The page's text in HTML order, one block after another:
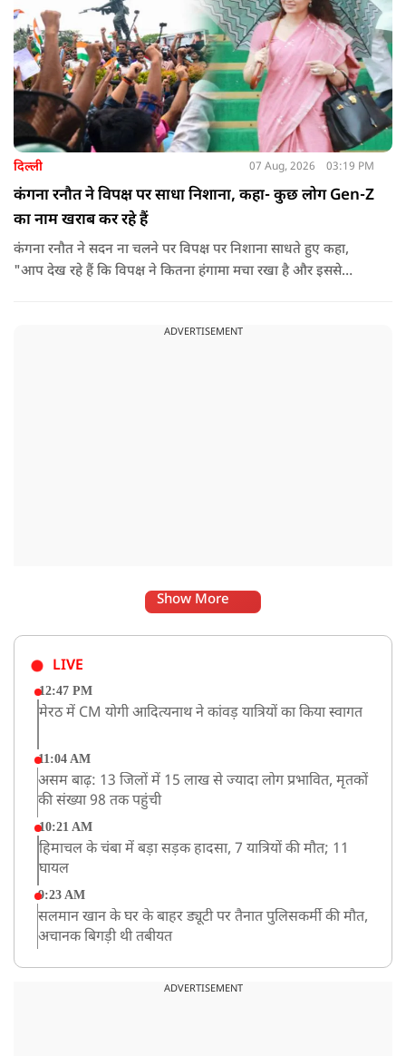
दिल्ली 07 Aug, 2026 03:19 PM
कंगना रनौत ने विपक्ष पर साधा निशाना, कहा- कुछ लोग Gen-Z
का नाम खराब कर रहे हैं
कंगना रनौत ने सदन ना चलने पर विपक्ष पर निशाना साधते हुए कहा,
"आप देख रहे हैं कि विपक्ष ने कितना हंगामा मचा रखा है और इससे
देश के सामने साफ हो रही है. और जब हारते हैं, तो रोना रोते हैं."
ADVERTISEMENT
Show More
LIVE
12:47 PM
मेरठ में CM योगी आदित्यनाथ ने कांवड़ यात्रियों का किया स्वागत
11:04 AM
असम बाढ़: 13 जिलों में 15 लाख से ज्यादा लोग प्रभावित, मृतकों
की संख्या 98 तक पहुंची
10:21 AM
हिमाचल के चंबा में बड़ा सड़क हादसा, 7 यात्रियों की मौत; 11
घायल
9:23 AM
सलमान खान के घर के बाहर ड्यूटी पर तैनात पुलिसकर्मी की मौत,
अचानक बिगड़ी थी तबीयत
देश के कई हिस्सों में भारी बारिश के आसार, मौसम विभाग ने
ADVERTISEMENT